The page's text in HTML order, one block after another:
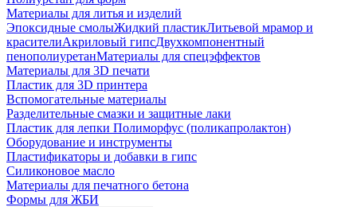
Материалы для литья и изделий
Эпоксидные смолыЖидкий пластикЛитьевой мрамор и
красителиАкриловый гипсДвухкомпонентный
пенополиуретанМатериалы для спецэффектов
Материалы для 3D печати
Пластик для 3D принтера
Вспомогательные материалы
Разделительные смазки и защитные лаки
Пластик для лепки Полиморфус (поликапролактон)
Оборудование и инструменты
Пластификаторы и добавки в гипс
Силиконовое масло
Материалы для печатного бетона
Формы для ЖБИ